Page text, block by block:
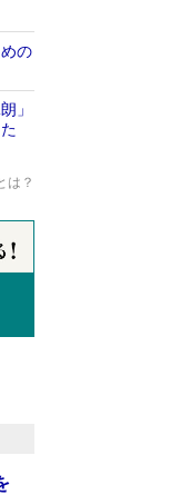
の
」
は？